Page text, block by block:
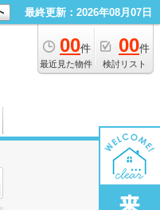
最終更新：2026年08月07日
00件
最近見た物件
00件
検討リスト